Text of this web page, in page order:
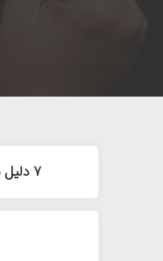
۷ دلیل برای اینکه چرا باید رهبری را یاد بگیرید